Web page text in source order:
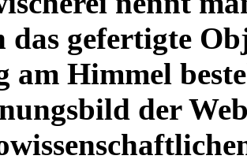
das gefertigte
am Himmel
der